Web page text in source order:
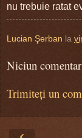
nu trebuie ratat
Lucian Şerban la
Niciun
Trimiteți un